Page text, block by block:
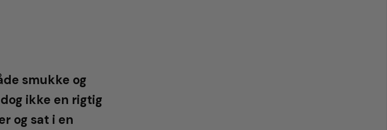
smukke og
ikke en rigtig
og sat i en